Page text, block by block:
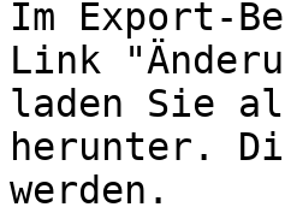
Im Export-
Link
laden Sie
herunter.
werden.